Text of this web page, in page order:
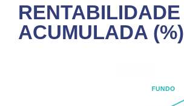
RENTABILIDADE
ACUMULADA (%)